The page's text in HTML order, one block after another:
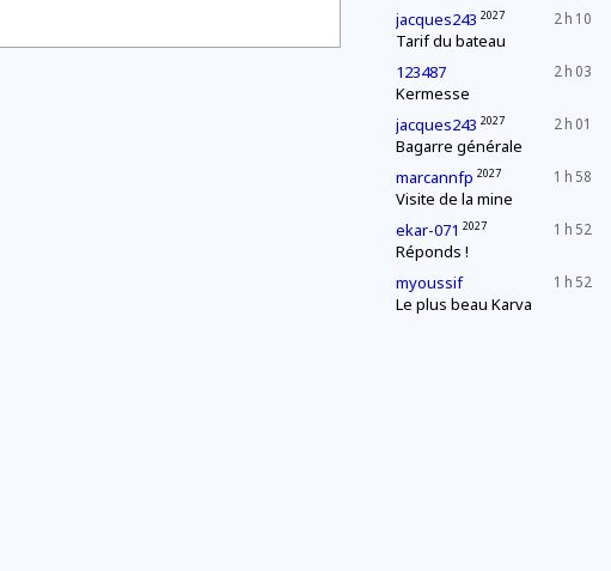
2 h 10
jacques243 2027
Tarif du bateau
2 h 03
123487
Kermesse
2 h 01
jacques243 2027
Bagarre générale
1 h 58
marcannfp 2027
Visite de la mine
1 h 52
ekar-071 2027
Réponds !
1 h 52
myoussif
Le plus beau Karva